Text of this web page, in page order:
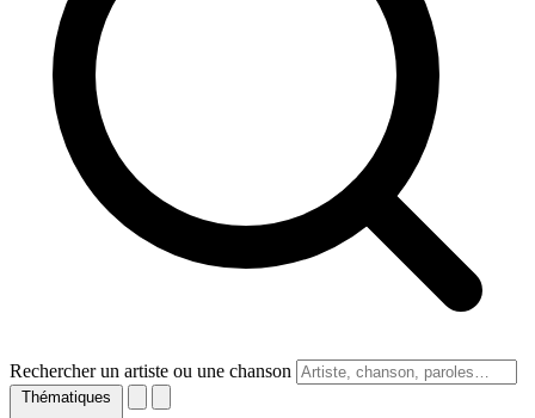
Rechercher un artiste ou une chanson
Thématiques